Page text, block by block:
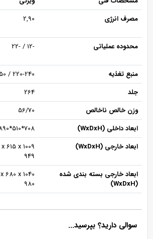
مصرف انرژی
2,90
محدوده عملیاتی
-12 / -22
منبع تغذیه
220-240 / 50
جلد
264
وزن خالص ناخالص
56/70
ابعاد داخلی (WxDxH)
708*510*890
ابعاد خارجی (WxDxH)
1009 x 615 x
949
ابعاد خارجی بسته بندی شده
(WxDxH)
1040 x 680 x
980
سوالی دارید؟ بپرسید...